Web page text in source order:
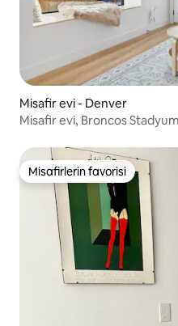
Misafir evi - Denver
Misafir evi, Broncos
Misafirlerin favorisi
Misafirlerin favorisi